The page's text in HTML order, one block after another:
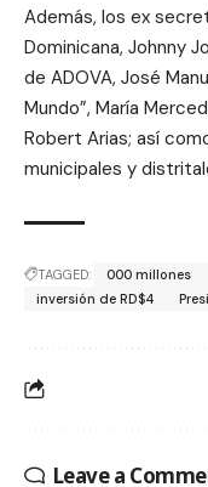
Además, los ex
Dominicana, Johnny
de ADOVA, José
Mundo”, María
Robert Arias; así
municipales y
TAGGED: 000 millones
inversión de RD$4
Leave a